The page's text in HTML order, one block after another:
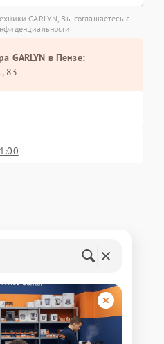
GARLYN, Вы соглашаетесь с
GARLYN в Пензе:
83